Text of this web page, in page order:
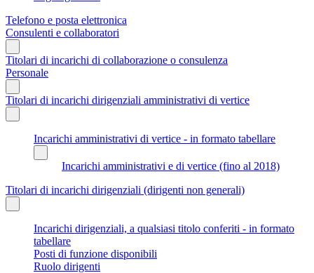
Telefono e posta elettronica
Consulenti e collaboratori
Titolari di incarichi di collaborazione o consulenza
Personale
Titolari di incarichi dirigenziali amministrativi di vertice
Incarichi amministrativi di vertice - in formato tabellare
Incarichi amministrativi e di vertice (fino al 2018)
Titolari di incarichi dirigenziali (dirigenti non generali)
Incarichi dirigenziali, a qualsiasi titolo conferiti - in formato
tabellare
Posti di funzione disponibili
Ruolo dirigenti